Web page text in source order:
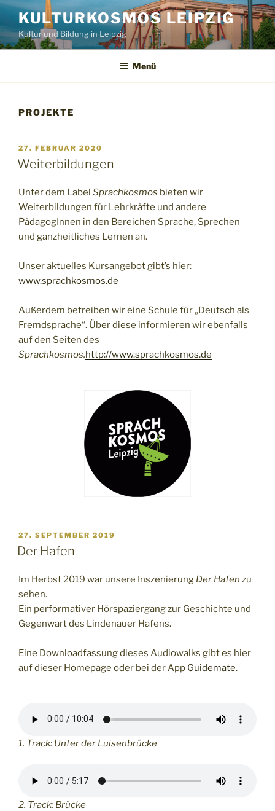
Zum
Inhalt
springen
KULTURKOSMOS LEIPZIG
Kultur und Bildung in Leipzig
Menü
PROJEKTE
VERÖFFENTLICHT
AM
27. FEBRUAR 2020
Weiterbildungen
Unter dem Label Sprachkosmos bieten wir
Weiterbildungen für Lehrkräfte und andere
PädagogInnen in den Bereichen Sprache, Sprechen
und ganzheitliches Lernen an.
Unser aktuelles Kursangebot gibt’s hier:
www.sprachkosmos.de
Außerdem betreiben wir eine Schule für „Deutsch als
Fremdsprache“. Über diese informieren wir ebenfalls
auf den Seiten des
Sprachkosmos.http://www.sprachkosmos.de
VERÖFFENTLICHT
AM
27. SEPTEMBER 2019
Der Hafen
Im Herbst 2019 war unsere Inszenierung Der Hafen zu
sehen.
Ein performativer Hörspaziergang zur Geschichte und
Gegenwart des Lindenauer Hafens.
Eine Downloadfassung dieses Audiowalks gibt es hier
auf dieser Homepage oder bei der App Guidemate.
1. Track: Unter der Luisenbrücke
2. Track: Brücke